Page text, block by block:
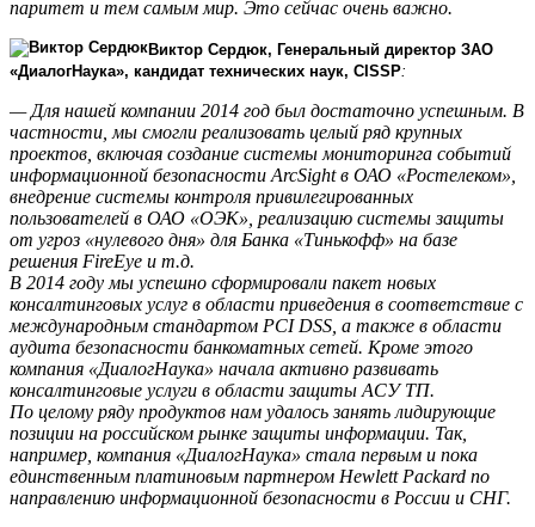
паритет и тем самым мир. Это сейчас очень важно.
Виктор Сердюк, Генеральный директор ЗАО
«ДиалогНаука», кандидат технических наук, CISSP:
— Для нашей компании 2014 год был достаточно успешным. В
частности, мы смогли реализовать целый ряд крупных
проектов, включая создание системы мониторинга событий
информационной безопасности ArcSight в ОАО «Ростелеком»,
внедрение системы контроля привилегированных
пользователей в ОАО «ОЭК», реализацию системы защиты
от угроз «нулевого дня» для Банка «Тинькофф» на базе
решения FireEye и т.д.
В 2014 году мы успешно сформировали пакет новых
консалтинговых услуг в области приведения в соответствие с
международным стандартом PCI DSS, а также в области
аудита безопасности банкоматных сетей. Кроме этого
компания «ДиалогНаука» начала активно развивать
консалтинговые услуги в области защиты АСУ ТП.
По целому ряду продуктов нам удалось занять лидирующие
позиции на российском рынке защиты информации. Так,
например, компания «ДиалогНаука» стала первым и пока
единственным платиновым партнером Hewlett Packard по
направлению информационной безопасности в России и СНГ.